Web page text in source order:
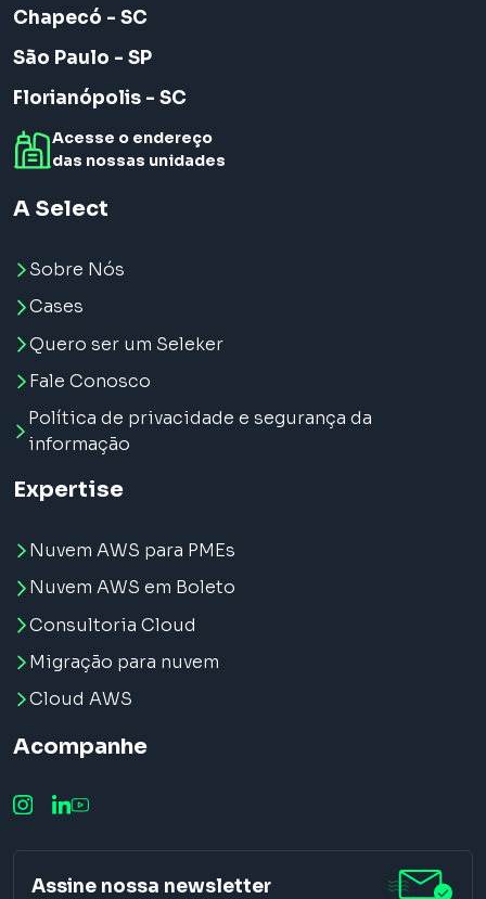
Chapecó - SC
São Paulo - SP
Florianópolis - SC
Acesse o endereço
das nossas unidades
A Select
Sobre Nós
Cases
Quero ser um Seleker
Fale Conosco
Política de privacidade e segurança da
informação
Expertise
Nuvem AWS para PMEs
Nuvem AWS em Boleto
Consultoria Cloud
Migração para nuvem
Cloud AWS
Acompanhe
Assine nossa newsletter